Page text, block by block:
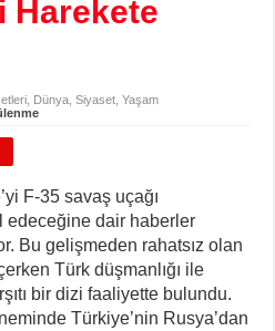
Harekete
Dünya ,Siyaset ,Yaşam
F-35 savaş uçağı
edeceğine dair haberler
Bu gelişmeden rahatsız olan
Türk düşmanlığı ile
bir dizi faaliyette bulundu.
Türkiye’nin Rusya’dan